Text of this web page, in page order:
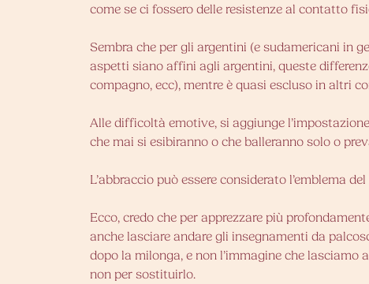
come se ci fossero delle resistenze al contatto
Sembra che per gli argentini (e sudamericani in
aspetti siano affini agli argentini, queste
compagno, ecc), mentre è quasi escluso in altri
Alle difficoltà emotive, si aggiunge
che mai si esibiranno o che balleranno solo o
L’abbraccio può essere considerato l’emblema
Ecco, credo che per apprezzare più
anche lasciare andare gli insegnamenti da
dopo la milonga, e non l’immagine che lasciamo
non per sostituirlo.